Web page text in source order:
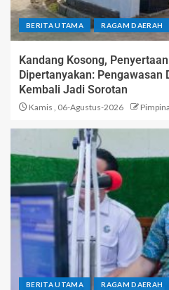
BERITA UTAMA RAGAM DAERAH
Kandang Kosong,
Dipertanyakan: Pengawasan
Kembali Jadi Sorotan
Kamis , 06-Agustus-2026
BERITA UTAMA RAGAM DAERAH